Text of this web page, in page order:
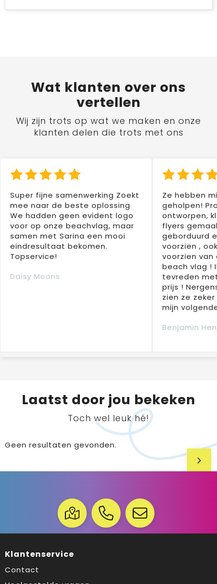
Wat klanten over ons
vertellen
Wij zijn trots op wat we maken en onze
klanten delen die trots met ons
Super fijne samenwerking Zoekt
mee naar de beste oplossing
We hadden geen evident logo
voor op onze beachvlag, maar
samen met Sarina een mooi
eindresultaat bekomen.
Topservice!
Daisy Moons
Ze hebben
geholpen!
ontworpen,
flyers
geborduurd
voorzien ,
voorzien
beach vlag !
tevreden
prijs !
zien ze
mijn
Benjamin
Laatst door jou bekeken
Toch wel leuk hé!
Geen resultaten gevonden.
Klantenservice
Contact